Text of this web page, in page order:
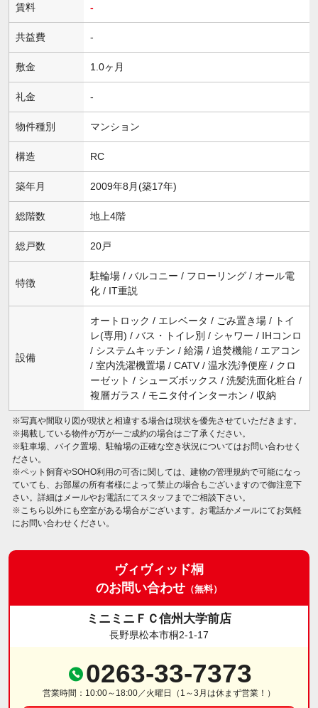
賃料 -
共益費 -
敷金 1.0ヶ月
礼金 -
物件種別 マンション
構造 RC
築年月 2009年8月(築17年)
総階数 地上4階
総戸数 20戸
特徴
駐輪場 / バルコニー / フローリング / オール電
化 / IT重説
設備
オートロック / エレベータ / ごみ置き場 / トイ
レ(専用) / バス・トイレ別 / シャワー / IHコンロ
/ システムキッチン / 給湯 / 追焚機能 / エアコン
/ 室内洗濯機置場 / CATV / 温水洗浄便座 / クロ
ーゼット / シューズボックス / 洗髪洗面化粧台 /
複層ガラス / モニタ付インターホン / 収納
※写真や間取り図が現状と相違する場合は現状を優先させていただきます。
※掲載している物件が万が一ご成約の場合はご了承ください。
※駐車場、バイク置場、駐輪場の正確な空き状況についてはお問い合わせく
ださい。
※ペット飼育やSOHO利用の可否に関しては、建物の管理規約で可能になっ
ていても、お部屋の所有者様によって禁止の場合もございますので御注意下
さい。詳細はメールやお電話にてスタッフまでご相談下さい。
※こちら以外にも空室がある場合がございます。お電話かメールにてお気軽
にお問い合わせください。
ヴィヴィッド桐
のお問い合わせ （無料）
ミニミニＦＣ信州大学前店
長野県松本市桐2-1-17
0263-33-7373
営業時間：10:00～18:00／火曜日（1～3月は休まず営業！）